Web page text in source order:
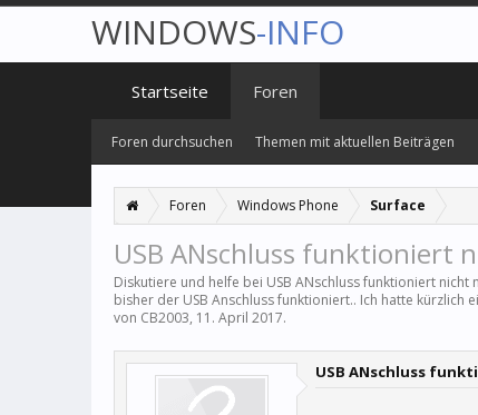
Foren Windows Phone Surface
USB ANschluss funktioniert
Diskutiere und helfe bei USB ANschluss funktioniert nicht
bisher der USB Anschluss funktioniert.. Ich hatte kürzlich
von CB2003, 11. April 2017.
USB ANschluss
WINDOWS-INFO
Startseite Foren
Foren durchsuchen Themen mit aktuellen Beiträgen